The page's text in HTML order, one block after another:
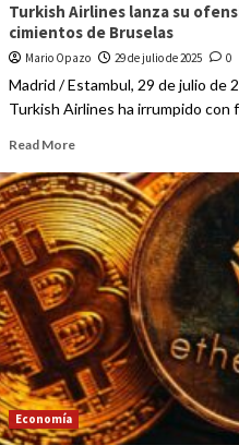
Turkish Airlines lanza su
cimientos de Bruselas
Mario Opazo 29 de julio de 2025 0
Madrid / Estambul, 29 de julio de
Turkish Airlines ha irrumpido con
Read More
Economía